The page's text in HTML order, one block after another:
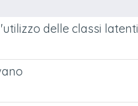
delle classi latenti